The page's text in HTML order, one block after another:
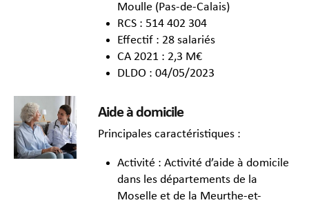
Moulle (Pas-de-Calais)
RCS : 514 402 304
Effectif : 28 salariés
CA 2021 : 2,3 M€
DLDO : 04/05/2023
Aide à domicile
Principales caractéristiques :
Activité : Activité d’aide à domicile
dans les départements de la
Moselle et de la Meurthe-et-